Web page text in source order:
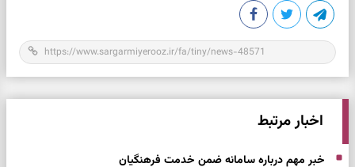
اخبار مرتبط
خبر مهم درباره سامانه ضمن خدمت فرهنگیان